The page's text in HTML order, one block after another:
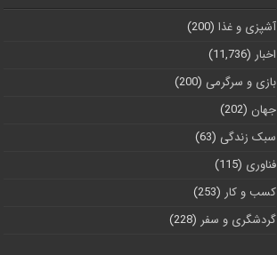
آشپزی و غذا (200)
اخبار (11,736)
بازی و سرگرمی (200)
جهان (202)
سبک زندگی (63)
فناوری (115)
کسب و کار (253)
گردشگری و سفر (228)